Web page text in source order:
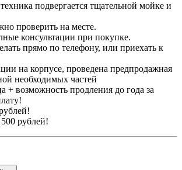
подвергается тщательной мойке и
проверить на месте.
консультации при покупке.
прямо по телефону, или приехать к
на корпусе, проведена предпродажная
необходимых частей
+ возможность продления до года за
рублей!